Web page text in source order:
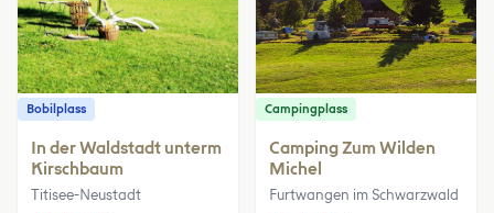
Bobilplass
In der Waldstadt unterm
Kirschbaum
Titisee-Neustadt
Campingplass
Camping Zum Wilden
Michel
Furtwangen im Schwarzwald